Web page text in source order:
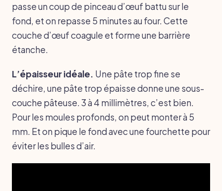
passe un coup de pinceau d’œuf battu sur le
fond, et on repasse 5 minutes au four. Cette
couche d’œuf coagule et forme une barrière
étanche.
L’épaisseur idéale. Une pâte trop fine se
déchire, une pâte trop épaisse donne une sous-
couche pâteuse. 3 à 4 millimètres, c’est bien.
Pour les moules profonds, on peut monter à 5
mm. Et on pique le fond avec une fourchette pour
éviter les bulles d’air.